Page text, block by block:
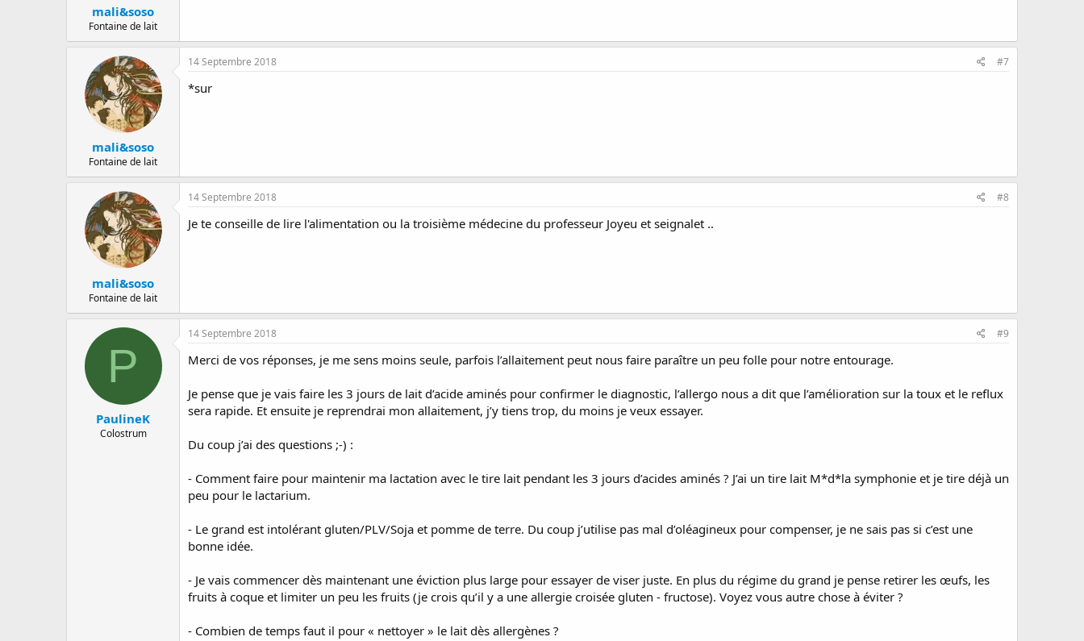
mali&soso
Fontaine de lait
mali&soso
Fontaine de lait
14 Septembre 2018 #7
*sur
mali&soso
Fontaine de lait
14 Septembre 2018 #8
Je te conseille de lire l'alimentation ou la troisième médecine du professeur Joyeu et seignalet ..
P
PaulineK
Colostrum
14 Septembre 2018 #9
Merci de vos réponses, je me sens moins seule, parfois l’allaitement peut nous faire paraître un peu folle pour notre entourage.
Je pense que je vais faire les 3 jours de lait d’acide aminés pour confirmer le diagnostic, l’allergo nous a dit que l’amélioration sur la toux et le reflux
sera rapide. Et ensuite je reprendrai mon allaitement, j’y tiens trop, du moins je veux essayer.
Du coup j’ai des questions ;-) :
- Comment faire pour maintenir ma lactation avec le tire lait pendant les 3 jours d’acides aminés ? J’ai un tire lait M*d*la symphonie et je tire déjà un
peu pour le lactarium.
- Le grand est intolérant gluten/PLV/Soja et pomme de terre. Du coup j’utilise pas mal d’oléagineux pour compenser, je ne sais pas si c’est une
bonne idée.
- Je vais commencer dès maintenant une éviction plus large pour essayer de viser juste. En plus du régime du grand je pense retirer les œufs, les
fruits à coque et limiter un peu les fruits (je crois qu’il y a une allergie croisée gluten - fructose). Voyez vous autre chose à éviter ?
- Combien de temps faut il pour « nettoyer » le lait dès allergènes ?